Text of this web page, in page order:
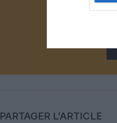
PARTAGER L'ARTICLE